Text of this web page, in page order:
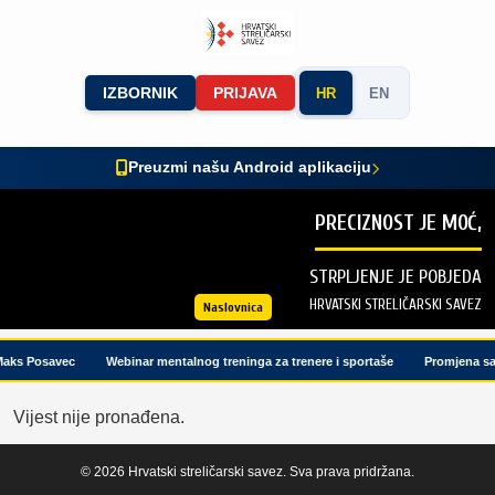
IZBORNIK PRIJAVA HR EN
Preuzmi našu Android aplikaciju
PRECIZNOST JE MOĆ,
STRPLJENJE JE POBJEDA
HRVATSKI STRELIČARSKI SAVEZ
Naslovnica
Posavec Webinar mentalnog treninga za trenere i sportaše Promjena
Vijest nije pronađena.
© 2026 Hrvatski streličarski savez. Sva prava pridržana.